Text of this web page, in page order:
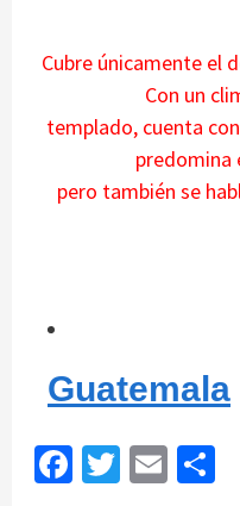
Cubre únicamente el
Con un
templado, cuenta
predomina
pero también se
Guatemala
Facebook
Twitter
Email